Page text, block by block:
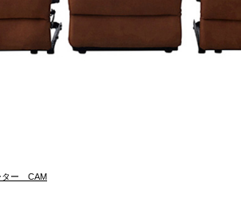
ター CAM